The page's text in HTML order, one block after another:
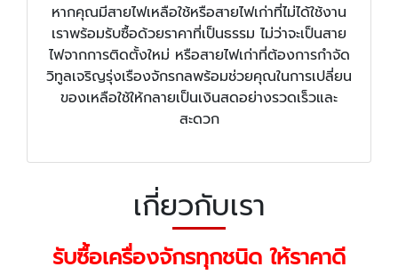
หากคุณมีสายไฟเหลือใช้หรือสายไฟเก่าที่ไม่ได้ใช้งาน
เราพร้อมรับซื้อด้วยราคาที่เป็นธรรม ไม่ว่าจะเป็นสาย
ไฟจากการติดตั้งใหม่ หรือสายไฟเก่าที่ต้องการกำจัด
วิทูลเจริญรุ่งเรืองจักรกลพร้อมช่วยคุณในการเปลี่ยน
ของเหลือใช้ให้กลายเป็นเงินสดอย่างรวดเร็วและ
สะดวก
เกี่ยวกับเรา
รับซื้อเครื่องจักรทุกชนิด ให้ราคาดี